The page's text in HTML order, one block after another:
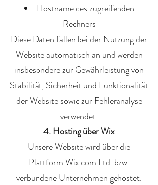
Hostname des zugreifenden
Rechners
Diese Daten fallen bei der Nutzung der
Website automatisch an und werden
insbesondere zur Gewährleistung von
Stabilität, Sicherheit und Funktionalität
der Website sowie zur Fehleranalyse
verwendet.
4. Hosting über Wix
Unsere Website wird über die
Plattform Wix.com Ltd. bzw.
verbundene Unternehmen gehostet.